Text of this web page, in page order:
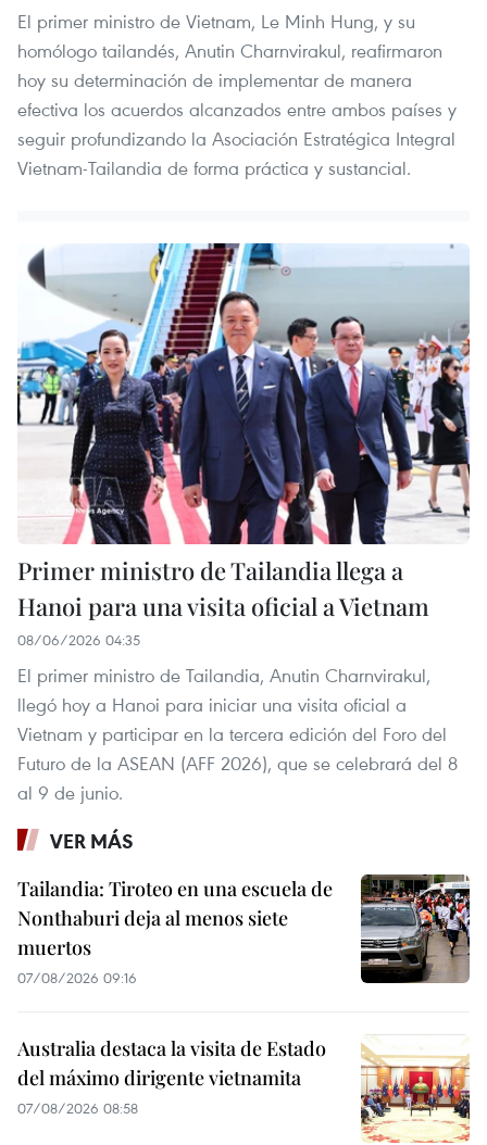
El primer ministro de Vietnam, Le Minh Hung, y su
homólogo tailandés, Anutin Charnvirakul, reafirmaron
hoy su determinación de implementar de manera
efectiva los acuerdos alcanzados entre ambos países y
seguir profundizando la Asociación Estratégica Integral
Vietnam-Tailandia de forma práctica y sustancial.
Primer ministro de Tailandia llega a
Hanoi para una visita oficial a Vietnam
08/06/2026 04:35
El primer ministro de Tailandia, Anutin Charnvirakul,
llegó hoy a Hanoi para iniciar una visita oficial a
Vietnam y participar en la tercera edición del Foro del
Futuro de la ASEAN (AFF 2026), que se celebrará del 8
al 9 de junio.
VER MÁS
Tailandia: Tiroteo en una escuela de
Nonthaburi deja al menos siete
muertos
07/08/2026 09:16
Australia destaca la visita de Estado
del máximo dirigente vietnamita
07/08/2026 08:58